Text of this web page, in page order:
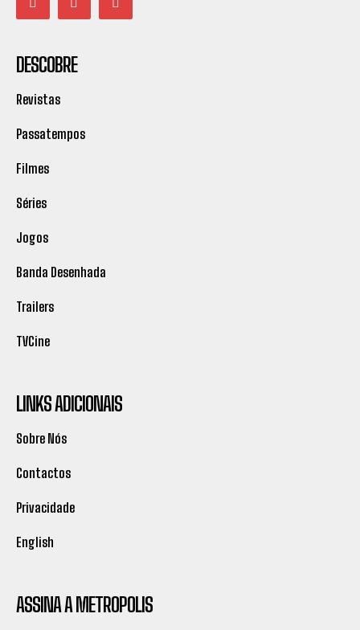
DESCOBRE
Revistas
Passatempos
Filmes
Séries
Jogos
Banda Desenhada
Trailers
TVCine
LINKS ADICIONAIS
Sobre Nós
Contactos
Privacidade
English
ASSINA A METROPOLIS